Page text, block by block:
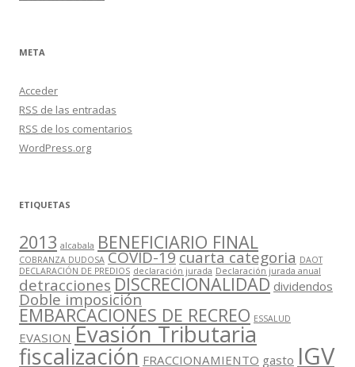
META
Acceder
RSS de las entradas
RSS de los comentarios
WordPress.org
ETIQUETAS
2013 alcabala BENEFICIARIO FINAL
COBRANZA DUDOSA COVID-19cuarta categoria DAOT
DECLARACIÓN DE PREDIOS declaración jurada Declaración jurada anual
detracciones DISCRECIONALIDAD dividendos
Doble imposición
EMBARCACIONES DE RECREO ESSALUD
EVASION Evasión Tributaria
fiscalización FRACCIONAMIENTO gasto IGV